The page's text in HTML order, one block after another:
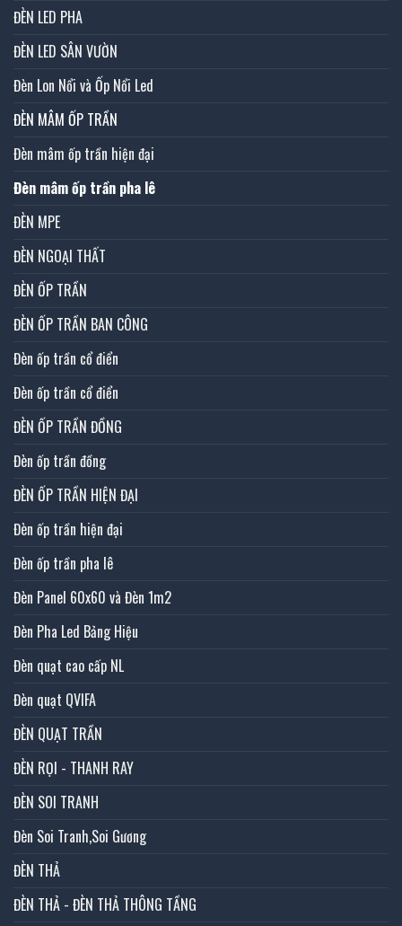
ĐÈN LED PHA
ĐÈN LED SÂN VƯỜN
Đèn Lon Nổi và Ốp Nổi Led
ĐÈN MÂM ỐP TRẦN
Đèn mâm ốp trần hiện đại
Đèn mâm ốp trần pha lê
ĐÈN MPE
ĐÈN NGOẠI THẤT
ĐÈN ỐP TRẦN
ĐÈN ỐP TRẦN BAN CÔNG
Đèn ốp trần cổ điển
Đèn ốp trần cổ điển
ĐÈN ỐP TRẦN ĐỒNG
Đèn ốp trần đồng
ĐÈN ỐP TRẦN HIỆN ĐẠI
Đèn ốp trần hiện đại
Đèn ốp trần pha lê
Đèn Panel 60x60 và Đèn 1m2
Đèn Pha Led Bảng Hiệu
Đèn quạt cao cấp NL
Đèn quạt QVIFA
ĐÈN QUẠT TRẦN
ĐÈN RỌI - THANH RAY
ĐÈN SOI TRANH
Đèn Soi Tranh,Soi Gương
ĐÈN THẢ
ĐÈN THẢ - ĐÈN THẢ THÔNG TẦNG